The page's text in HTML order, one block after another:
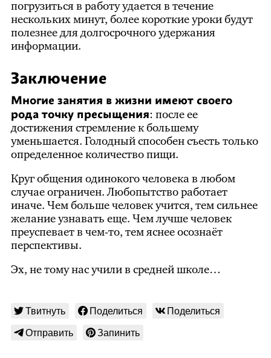
погрузиться в работу удается в течение
нескольких минут, более короткие уроки будут
полезнее для долгосрочного удержания
информации.
Заключение
Многие занятия в жизни имеют своего
рода точку пресыщения: после ее
достижения стремление к большему
уменьшается. Голодный способен съесть только
определенное количество пищи.
Круг общения одинокого человека в любом
случае ограничен. Любопытство работает
иначе. Чем больше человек учится, тем сильнее
желание узнавать еще. Чем лучше человек
преуспевает в чем-то, тем яснее осознаёт
перспективы.
Эх, не тому нас учили в средней школе…
Твитнуть Поделиться
Поделиться
Отправить
Запинить